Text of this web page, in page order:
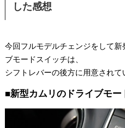
した感想
今回フルモデルチェンジをして新
ブモードスイッチは、
シフトレバーの後方に用意されて
■新型カムリのドライブモー